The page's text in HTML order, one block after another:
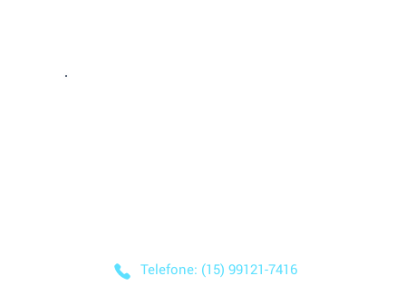
Telefone: (15) 99121-7416